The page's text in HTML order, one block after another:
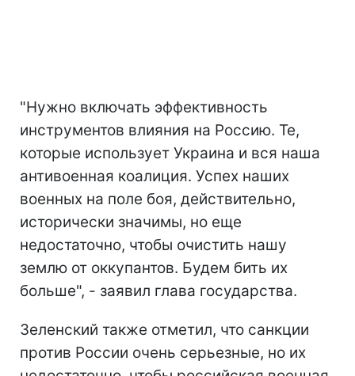
"Нужно включать эффективность
инструментов влияния на Россию. Те,
которые использует Украина и вся наша
антивоенная коалиция. Успех наших
военных на поле боя, действительно,
исторически значимы, но еще
недостаточно, чтобы очистить нашу
землю от оккупантов. Будем бить их
больше", - заявил глава государства.
Зеленский также отметил, что санкции
против России очень серьезные, но их